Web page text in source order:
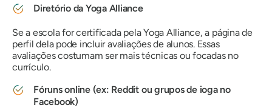
Diretório da Yoga Alliance
Se a escola for certificada pela Yoga Alliance, a página de
perfil dela pode incluir avaliações de alunos. Essas
avaliações costumam ser mais técnicas ou focadas no
currículo.
Fóruns online (ex: Reddit ou grupos de ioga no
Facebook)